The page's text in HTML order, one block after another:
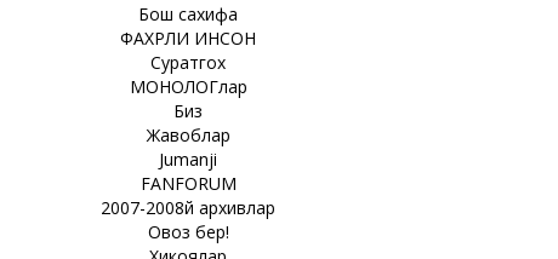
Бош сахифа
ФАХРЛИ ИНСОН
Суратгох
МОНОЛОГлар
Биз
Жавоблар
Jumanji
FANFORUM
2007-2008й архивлар
Овоз бер!